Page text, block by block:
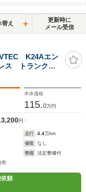
替え
更新時に
メール受信
K24Aエン
ス トランクス
奏CD 革巻ハ
アルミ
本体価格
115.0万円
円
走行 4.4万km
修復
なし
整備
法定整備付
市
頼